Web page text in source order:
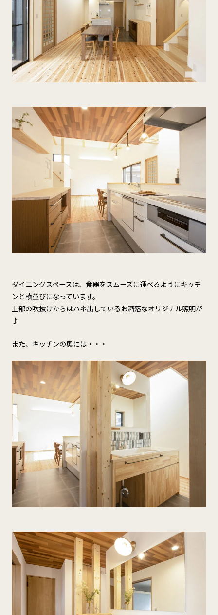
ダイニングスペースは、食器をスムーズに運べるようにキッチ
ンと横並びになっています。
上部の吹抜けからはハネ出しているお洒落なオリジナル照明が
♪
また、キッチンの奥には・・・